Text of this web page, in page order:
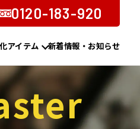
0120-183-920
アイテム 新着情報・お知らせ